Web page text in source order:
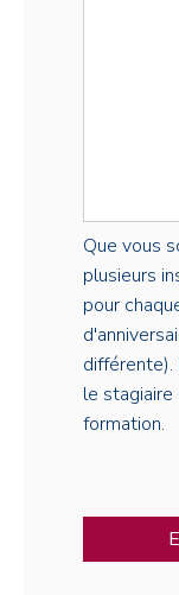
Que vous
plusieurs
pour
différente).
le
formation.